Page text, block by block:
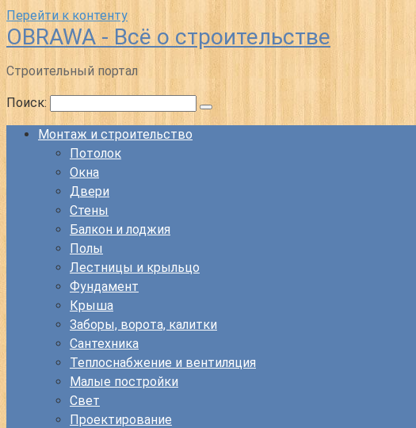
Перейти к контенту
OBRAWA - Всё о строительстве
Строительный портал
Поиск:
Монтаж и строительство
Потолок
Окна
Двери
Стены
Балкон и лоджия
Полы
Лестницы и крыльцо
Фундамент
Крыша
Заборы, ворота, калитки
Сантехника
Теплоснабжение и вентиляция
Малые постройки
Свет
Проектирование